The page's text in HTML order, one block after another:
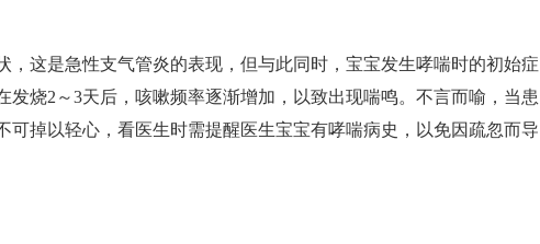
这是急性支气管炎的表现，但与此同时，宝宝发生哮喘时的初始症
发烧2～3天后，咳嗽频率逐渐增加，以致出现喘鸣。不言而喻，当患
可掉以轻心，看医生时需提醒医生宝宝有哮喘病史，以免因疏忽而导